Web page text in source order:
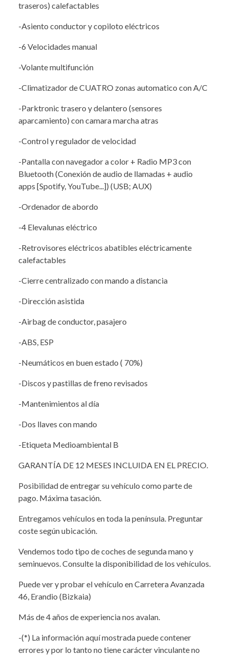
traseros) calefactables
-Asiento conductor y copiloto eléctricos
-6 Velocidades manual
-Volante multifunción
-Climatizador de CUATRO zonas automatico con A/C
-Parktronic trasero y delantero (sensores
aparcamiento) con camara marcha atras
-Control y regulador de velocidad
-Pantalla con navegador a color + Radio MP3 con
Bluetooth (Conexión de audio de llamadas + audio
apps [Spotify, YouTube...]) (USB; AUX)
-Ordenador de abordo
-4 Elevalunas eléctrico
-Retrovisores eléctricos abatibles eléctricamente
calefactables
-Cierre centralizado con mando a distancia
-Dirección asistida
-Airbag de conductor, pasajero
-ABS, ESP
-Neumáticos en buen estado ( 70%)
-Discos y pastillas de freno revisados
-Mantenimientos al día
-Dos llaves con mando
-Etiqueta Medioambiental B
GARANTÍA DE 12 MESES INCLUIDA EN EL PRECIO.
Posibilidad de entregar su vehículo como parte de
pago. Máxima tasación.
Entregamos vehículos en toda la península. Preguntar
coste según ubicación.
Vendemos todo tipo de coches de segunda mano y
seminuevos. Consulte la disponibilidad de los vehículos.
Puede ver y probar el vehículo en Carretera Avanzada
46, Erandio (Bizkaia)
Más de 4 años de experiencia nos avalan.
-(*) La información aquí mostrada puede contener
errores y por lo tanto no tiene carácter vinculante no